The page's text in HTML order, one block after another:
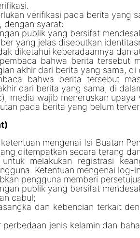
verifikasi pada berita yang
dengan syarat:
publik yang bersifat
yang jelas disebutkan
diketahui keberadaannya dan
bahwa berita tersebut
akhir dari berita yang sama,
bahwa berita tersebut
dari berita yang sama, di
media wajib meneruskan
pada berita yang belum
mengenai Isi Buatan
ditempatkan secara terang
melakukan registrasi
Ketentuan mengenai log-
pengguna memberi
publik yang bersifat
cabul;
dan kebencian terkait
jenis kelamin dan